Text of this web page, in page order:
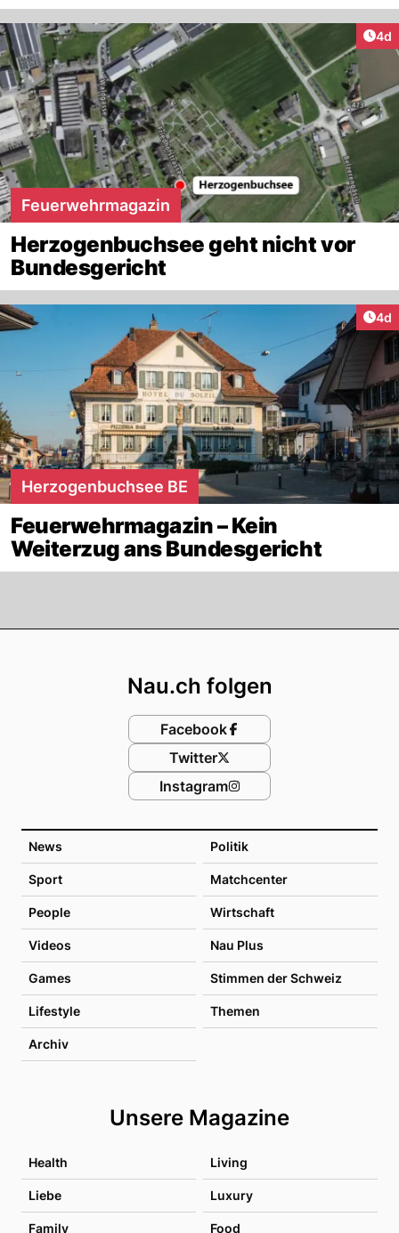
4d
Feuerwehrmagazin
Herzogenbuchsee geht nicht vor
Bundesgericht
4d
Herzogenbuchsee BE
Feuerwehrmagazin – Kein
Weiterzug ans Bundesgericht
News Politik
Sport Matchcenter
People Wirtschaft
Videos Nau Plus
Games Stimmen der Schweiz
Lifestyle Themen
Archiv
Unsere Magazine
Health Living
Liebe Luxury
Family Food
Nau.ch folgen
Facebook
Twitter
Instagram